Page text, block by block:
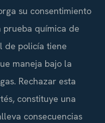
su consentimiento
prueba química de
de policía tiene
maneja bajo la
Rechazar esta
constituye una
consecuencias